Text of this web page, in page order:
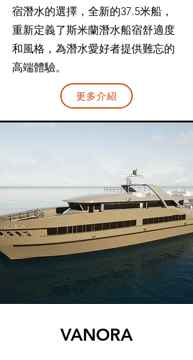
宿潛水的選擇，全新的37.5米船，
重新定義了斯米蘭潛水船宿舒適度
和風格，為潛水愛好者提供難忘的
高端體驗。
更多介紹
VANORA